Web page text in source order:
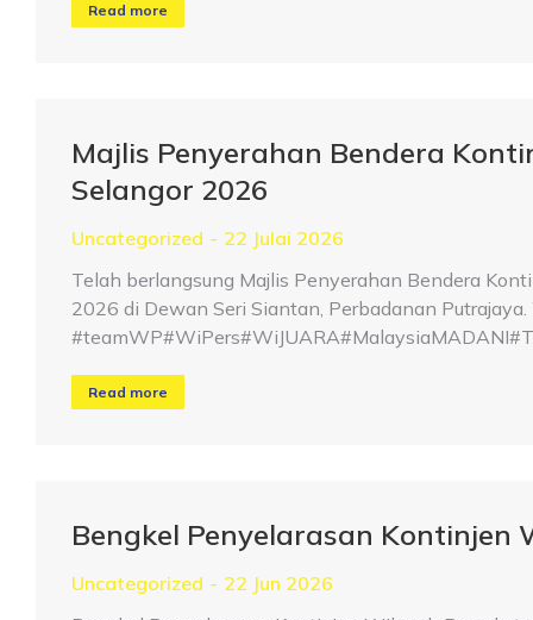
Read more
Majlis Penyerahan Bendera
Selangor 2026
Uncategorized
22 Julai 2026
Telah berlangsung Majlis Penyerahan Bendera
2026 di Dewan Seri Siantan, Perbadanan Putrajaya.
Read more
Bengkel Penyelarasan Kontinjen
Uncategorized
22 Jun 2026